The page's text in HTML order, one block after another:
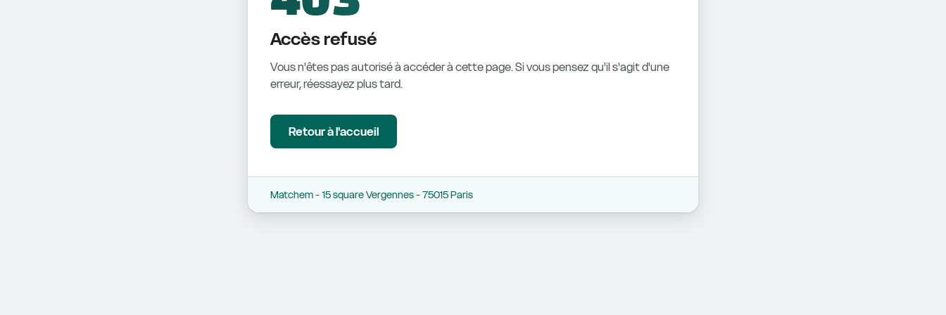
Accès refusé
Vous n'êtes pas autorisé à accéder à cette page. Si vous pensez qu'il s'agit d'une
erreur, réessayez plus tard.
Retour à l'accueil
Matchem - 15 square Vergennes - 75015 Paris